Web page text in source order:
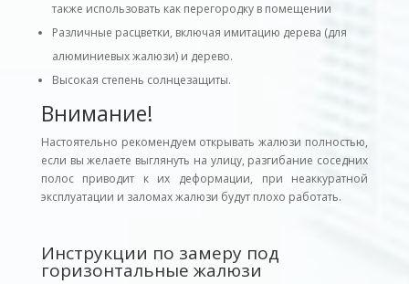
также использовать как перегородку в помещении
Различные расцветки, включая имитацию дерева (для
алюминиевых жалюзи) и дерево.
Высокая степень солнцезащиты.
Внимание!
Настоятельно рекомендуем открывать жалюзи полностью,
если вы желаете выглянуть на улицу, разгибание соседних
полос приводит к их деформации, при неаккуратной
эксплуатации и заломах жалюзи будут плохо работать.
Инструкции по замеру под
горизонтальные жалюзи